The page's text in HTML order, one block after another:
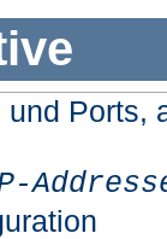
und Ports,